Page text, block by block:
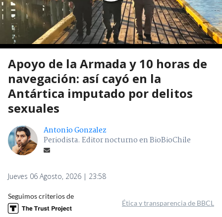
Apoyo de la Armada y 10 horas de
navegación: así cayó en la
Antártica imputado por delitos
sexuales
Antonio Gonzalez
Periodista. Editor nocturno en BioBioChile
Jueves 06 Agosto, 2026 | 23:58
Seguimos criterios de
Ética y transparencia de BBCL